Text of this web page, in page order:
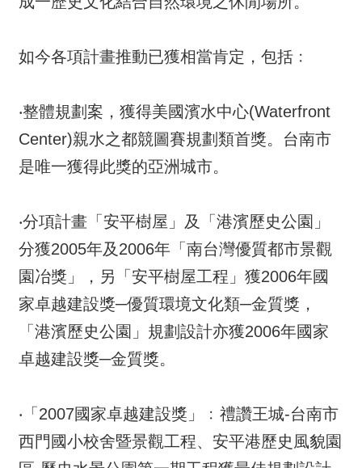
如今各項計畫推動已獲相當肯定，包括﹕
‧整體規劃案，獲得美國濱水中心(Waterfront
Center)親水之都競圖賽規劃類首獎。台南市
是唯一獲得此獎的亞洲城市。
‧分項計畫「安平樹屋」及「港濱歷史公園」
分獲2005年及2006年「南台灣優質都市景觀
園冶獎」，另「安平樹屋工程」獲2006年國
家卓越建設獎─優質環境文化類─金質獎，
「港濱歷史公園」規劃設計亦獲2006年國家
卓越建設獎─金質獎。
‧「2007國家卓越建設獎」﹕禮讚王城-台南市
西門國小校舍暨景觀工程、安平港歷史風貌園